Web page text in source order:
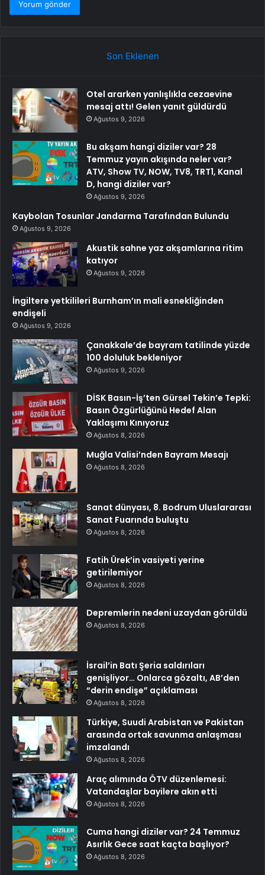
Son Eklenen
Otel ararken yanlışlıkla cezaevine
mesaj attı! Gelen yanıt güldürdü
Ağustos 9, 2026
Bu akşam hangi diziler var? 28
Temmuz yayın akışında neler var?
ATV, Show TV, NOW, TV8, TRT1, Kanal
D, hangi diziler var?
Ağustos 9, 2026
Kaybolan Tosunlar Jandarma Tarafından Bulundu
Ağustos 9, 2026
Akustik sahne yaz akşamlarına ritim
katıyor
Ağustos 9, 2026
İngiltere yetkilileri Burnham’ın mali esnekliğinden
endişeli
Ağustos 9, 2026
Çanakkale’de bayram tatilinde yüzde
100 doluluk bekleniyor
Ağustos 9, 2026
DİSK Basın-İş’ten Gürsel Tekin’e Tepki:
Basın Özgürlüğünü Hedef Alan
Yaklaşımı Kınıyoruz
Ağustos 8, 2026
Muğla Valisi’nden Bayram Mesajı
Ağustos 8, 2026
Sanat dünyası, 8. Bodrum Uluslararası
Sanat Fuarında buluştu
Ağustos 8, 2026
Fatih Ürek’in vasiyeti yerine
getirilemiyor
Ağustos 8, 2026
Depremlerin nedeni uzaydan görüldü
Ağustos 8, 2026
İsrail’in Batı Şeria saldırıları
genişliyor… Onlarca gözaltı, AB’den
“derin endişe” açıklaması
Ağustos 8, 2026
Türkiye, Suudi Arabistan ve Pakistan
arasında ortak savunma anlaşması
imzalandı
Ağustos 8, 2026
Araç alımında ÖTV düzenlemesi:
Vatandaşlar bayilere akın etti
Ağustos 8, 2026
Cuma hangi diziler var? 24 Temmuz
Asırlık Gece saat kaçta başlıyor?
Ağustos 8, 2026